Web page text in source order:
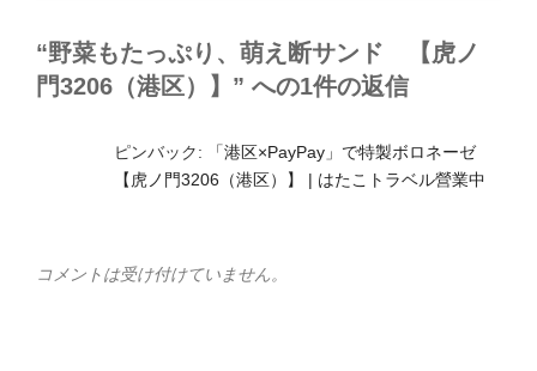
“野菜もたっぷり、萌え断サンド 【虎ノ
門3206（港区）】” への1件の返信
ピンバック:
「港区×PayPay」で特製ボロネーゼ
【虎ノ門3206（港区）】 | はたこトラベル營業中
コメントは受け付けていません。